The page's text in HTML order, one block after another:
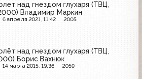
над гнездом глухаря (ТВЦ,
Владимир Маркин
6 апреля 2021, 11:42 2005
над гнездом глухаря (ТВЦ,
Борис Вахнюк
14 марта 2015, 19:36 2059